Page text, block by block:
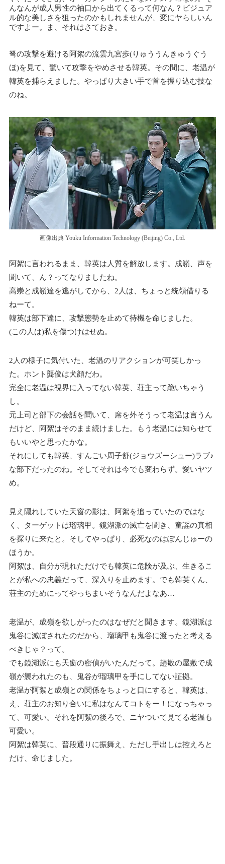
んなんが成人男性の袖口から出てくるって何なん？ビジュア
ル的な美しさを狙ったのかもしれませんが、変にヤらしいん
ですよー。ま、それはさておき。
弩の攻撃を避ける阿絮の流雲九宮歩(りゅううんきゅうぐう
ほ)を見て、驚いて攻撃をやめさせる韓英。その間に、老温が
韓英を捕らえました。やっぱり大きい手で首を握り込む技な
のね。
画像出典 Youku Information Technology (Beijing) Co., Ltd.
阿絮に言われるまま、韓英は人質を解放します。成嶺、声を
聞いて、ん？ってなりましたね。
高崇と成嶺達を逃がしてから、2人は、ちょっと統領借りる
ねーて。
韓英は部下達に、攻撃態勢を止めて待機を命じました。
(この人は)私を傷つけはせぬ。
2人の様子に気付いた、老温のリアクションが可笑しかっ
た。ホント龔俊は犬顔だわ。
完全に老温は視界に入ってない韓英、荘主って跪いちゃう
し。
元上司と部下の会話を聞いて、席を外そうって老温は言うん
だけど、阿絮はそのまま続けました。もう老温には知らせて
もいいやと思ったかな。
それにしても韓英、すんごい周⼦舒(ジョウズーシュー)ラブ♪
な部下だったのね。そしてそれは今でも変わらず。愛いヤツ
め。
見え隠れしていた天窗の影は、阿絮を追っていたのではな
く、ターゲットは瑠璃甲。鏡湖派の滅亡を聞き、童謡の真相
を探りに来たと。そしてやっぱり、必死なのはぽんじゅーの
ほうか。
阿絮は、自分が現れただけでも韓英に危険が及ぶ、生きるこ
とが私への忠義だって、深入りを止めます。でも韓英くん、
荘主のためにってやっちまいそうなんだよなあ…
老温が、成嶺を欲しがったのはなぜだと聞きます。鏡湖派は
鬼谷に滅ぼされたのだから、瑠璃甲も鬼谷に渡ったと考える
べきじゃ？って。
でも鏡湖派にも天窗の密偵がいたんだって。趙敬の屋敷で成
嶺が襲われたのも、鬼谷が瑠璃甲を手にしてない証拠。
老温が阿絮と成嶺との関係をちょっと口にすると、韓英は、
え、荘主のお知り合いに私はなんてコトをー！になっちゃっ
て、可愛い。それを阿絮の後ろで、ニヤついて見てる老温も
可愛い。
阿絮は韓英に、普段通りに振舞え、ただし手出しは控えろと
だけ、命じました。